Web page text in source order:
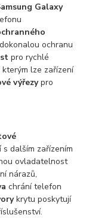
Galaxy
ochranu
pro rychlé
kterým lze zařízení
výřezypro
s dalším zařízením
ovladatelnost
nárazů,
chrání telefon
krytu poskytují